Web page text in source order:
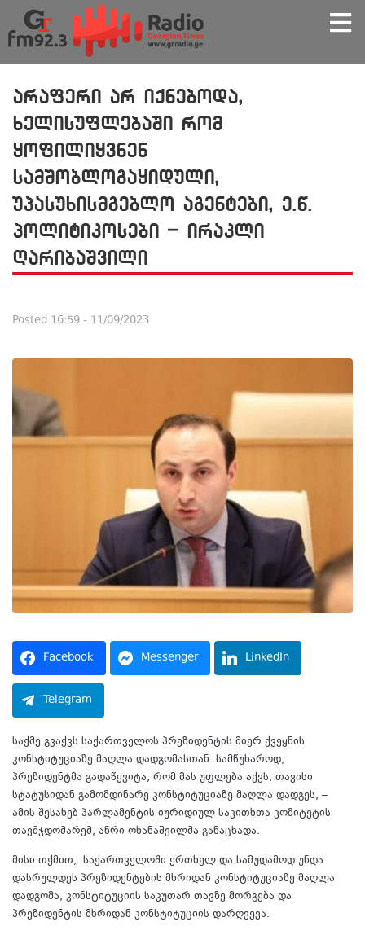
არაფერი არ იქნებოდა,
ხელისუფლებაში რომ
ყოფილიყვნენ
სამშობლოგაყიდული,
უპასუხისმგებლო აგენტები, ე.წ.
პოლიტიკოსები – ირაკლი
ღარიბაშვილი
Posted 16:59 - 11/09/2023
Facebook Messenger LinkedIn
Telegram
საქმე გვაქვს საქართველოს პრეზიდენტის მიერ ქვეყნის
კონსტიტუციაზე მაღლა დადგომასთან. სამწუხაროდ,
პრეზიდენტმა გადაწყვიტა, რომ მას უფლება აქვს, თავისი
სტატუსიდან გამომდინარე კონსტიტუციაზე მაღლა დადგეს, –
ამის შესახებ პარლამენტის იურიდიულ საკითხთა კომიტეტის
თავმჯდომარემ, ანრი ოხანაშვილმა განაცხადა.
მისი თქმით, საქართველოში ერთხელ და სამუდამოდ უნდა
დასრულდეს პრეზიდენტების მხრიდან კონსტიტუციაზე მაღლა
დადგომა, კონსტიტუციის საკუთარ თავზე მორგება და
პრეზიდენტის მხრიდან კონსტიტუციის დარღვევა.